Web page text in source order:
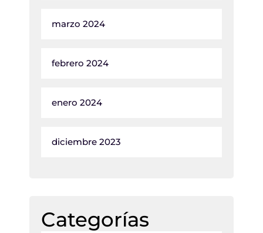
marzo 2024
febrero 2024
enero 2024
diciembre 2023
Categorías